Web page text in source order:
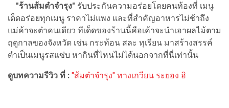
"ร้านส้มตำจำรุง" รับประกันความอร่อยโดยคนท้องที่ เมนู
เด็ดอร่อยทุกเมนู ราคาไม่แพง และที่สำคัญอาหารไม่ช้าถึง
แม่ค้าจะตำคนเดียว ทีเด็ดของร้านนี้คือเค้าจะนำเอาผลไม้ตาม
ฤดูกาลของจังหวัด เช่น กระท้อน สละ ทุเรียน มาสร้างสรรค์
ตำเป็นเมนูรสแซ่บ หากินที่ไหนไม่ได้นอกจากที่นี่เท่านั้น
ดูบทความรีวิว ที่ : "ส้มตำจำรุง" ทางเกวียน ระยอง ฮิ